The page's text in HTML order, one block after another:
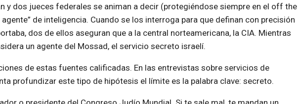
y dos jueces federales se animan a decir (protegiéndose siempre en el off the
de inteligencia. Cuando se los interroga para que definan con precisión
dos de ellos aseguran que a la central norteamericana, la CIA. Mientras
un agente del Mossad, el servicio secreto israelí.
de estas fuentes calificadas. En las entrevistas sobre servicios de
profundizar este tipo de hipótesis el límite es la palabra clave: secreto.